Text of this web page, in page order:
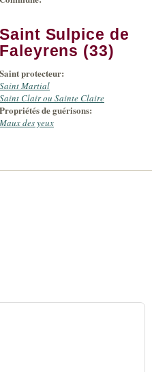
-
Saint Sulpice de
Faleyrens (33)
Saint protecteur:
Saint Martial
Saint Clair ou Sainte Claire
Propriétés de guérisons:
Maux des yeux